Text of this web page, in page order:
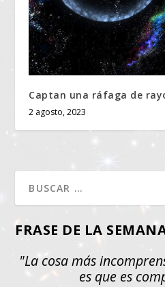
Captan una ráfaga de
2 agosto, 2023
FRASE DE LA
"La cosa más
es que es